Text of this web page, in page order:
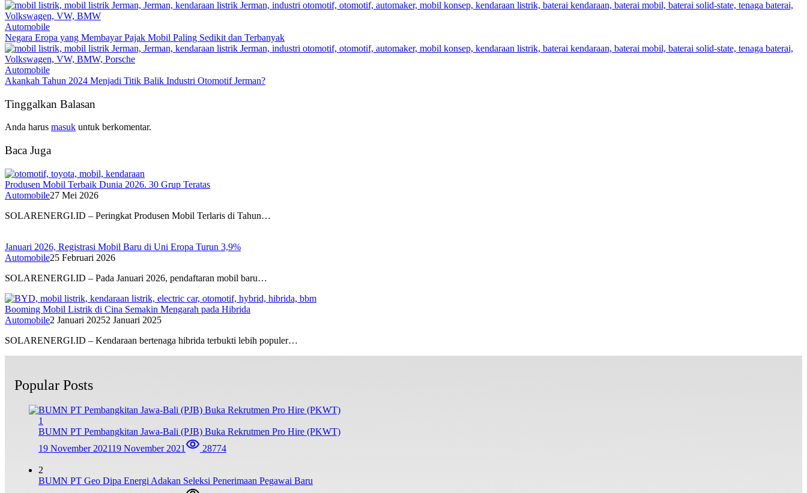
Automobile
Negara Eropa yang Membayar Pajak Mobil Paling Sedikit dan Terbanyak
Automobile
Akankah Tahun 2024 Menjadi Titik Balik Industri Otomotif Jerman?
Tinggalkan Balasan
Anda harus masuk untuk berkomentar.
Baca Juga
Produsen Mobil Terbaik Dunia 2026. 30 Grup Teratas
Automobile27 Mei 2026
SOLARENERGI.ID – Peringkat Produsen Mobil Terlaris di Tahun…
Januari 2026, Registrasi Mobil Baru di Uni Eropa Turun 3,9%
Automobile25 Februari 2026
SOLARENERGI.ID – Pada Januari 2026, pendaftaran mobil baru…
Booming Mobil Listrik di Cina Semakin Mengarah pada Hibrida
Automobile2 Januari 20252 Januari 2025
SOLARENERGI.ID – Kendaraan bertenaga hibrida terbukti lebih populer…
Popular Posts
1
BUMN PT Pembangkitan Jawa-Bali (PJB) Buka Rekrutmen Pro Hire (PKWT)
19 November 202119 November 2021 28774
2
BUMN PT Geo Dipa Energi Adakan Seleksi Penerimaan Pegawai Baru